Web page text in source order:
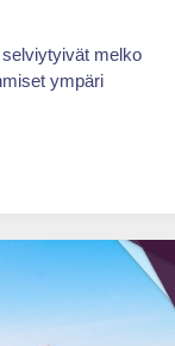
melko
ympäri